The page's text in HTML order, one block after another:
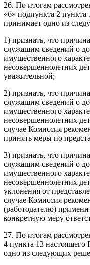
26. По итогам
«б» подпункта 2
принимает одно из
1) признать, что
служащим сведений о
имущественного
несовершеннолетних
уважительной;
2) признать, что
служащим сведений о
имущественного
несовершеннолетних
случае Комиссия
принять меры по
3) признать, что
служащим сведений о
имущественного
несовершеннолетних
уклонения от
случае Комиссия
(работодателю)
конкретную меру
27. По итогам
4 пункта 13
одно из следующих